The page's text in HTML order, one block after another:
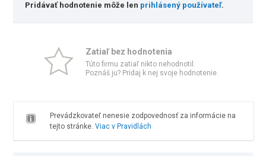
Pridávať hodnotenie môže len prihlásený používateľ.
Zatiaľ bez hodnotenia
Túto firmu zatiaľ nikto nehodnotil.
Poznáš ju? Pridaj k nej svoje hodnotenie.
Prevádzkovateľ nenesie zodpovednosť za informácie na
tejto stránke. Viac v Pravidlách